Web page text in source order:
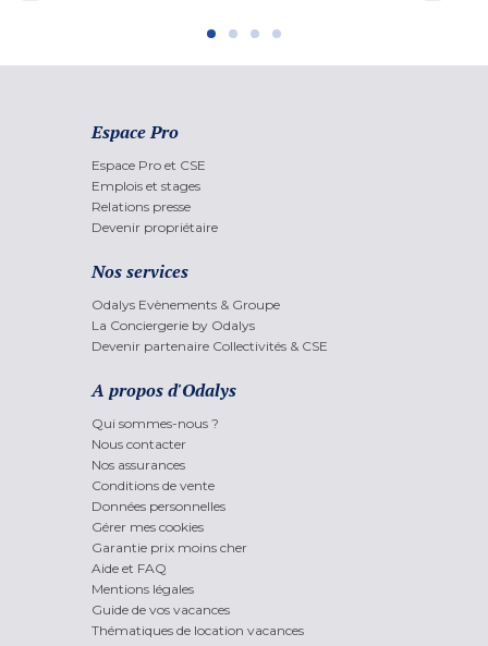
Espace Pro
Espace Pro et CSE
Emplois et stages
Relations presse
Devenir propriétaire
Nos services
Odalys Evènements & Groupe
La Conciergerie by Odalys
Devenir partenaire Collectivités & CSE
A propos d'Odalys
Qui sommes-nous ?
Nous contacter
Nos assurances
Conditions de vente
Données personnelles
Gérer mes cookies
Garantie prix moins cher
Aide et FAQ
Mentions légales
Guide de vos vacances
Thématiques de location vacances